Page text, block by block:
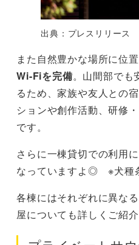
出典：プレスリリース
また自然豊かな場所に位
Wi-Fiを完備。山間部でも
るため、家族や友人との
ションや創作活動、研修
です。
さらに一棟貸切での利用
なっていますよ◎ ※犬種
各棟にはそれぞれに異な
屋についても詳しくご紹